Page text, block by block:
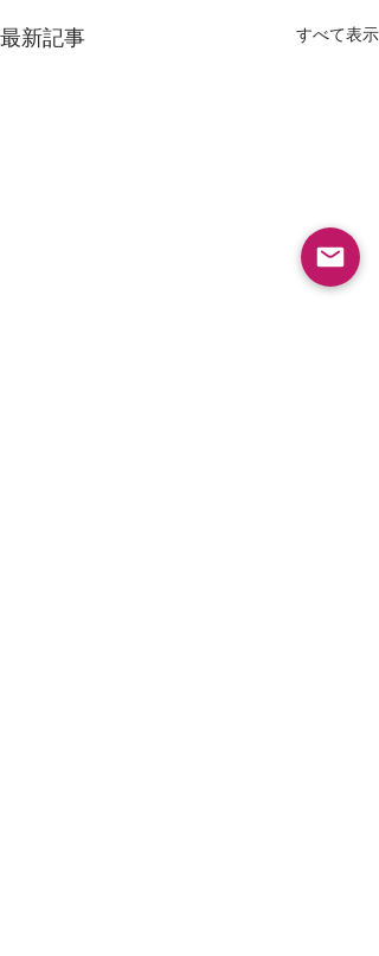
最新記事 すべて表示